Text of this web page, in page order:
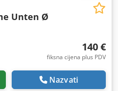
Unten Ø
140 €
fiksna cijena plus PDV
Nazvati